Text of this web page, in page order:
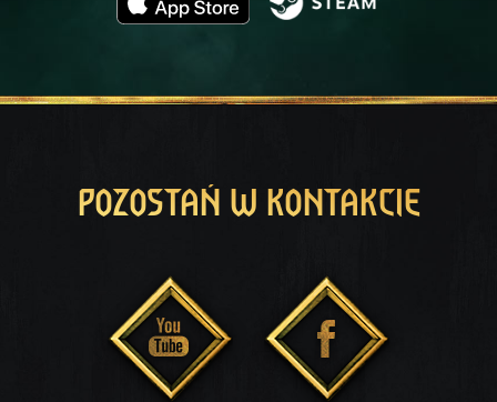
POZOSTAŃ W KONTAKCIE